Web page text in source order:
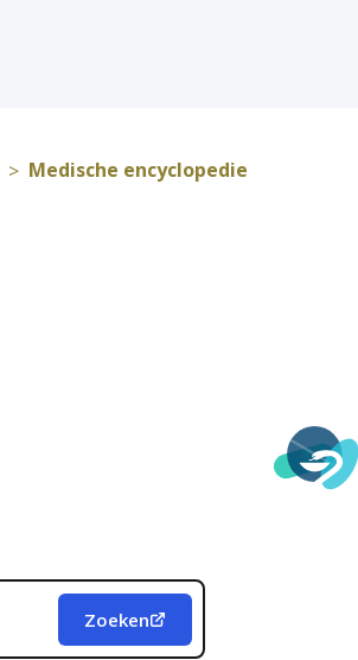
Medische encyclopedie
Zoeken